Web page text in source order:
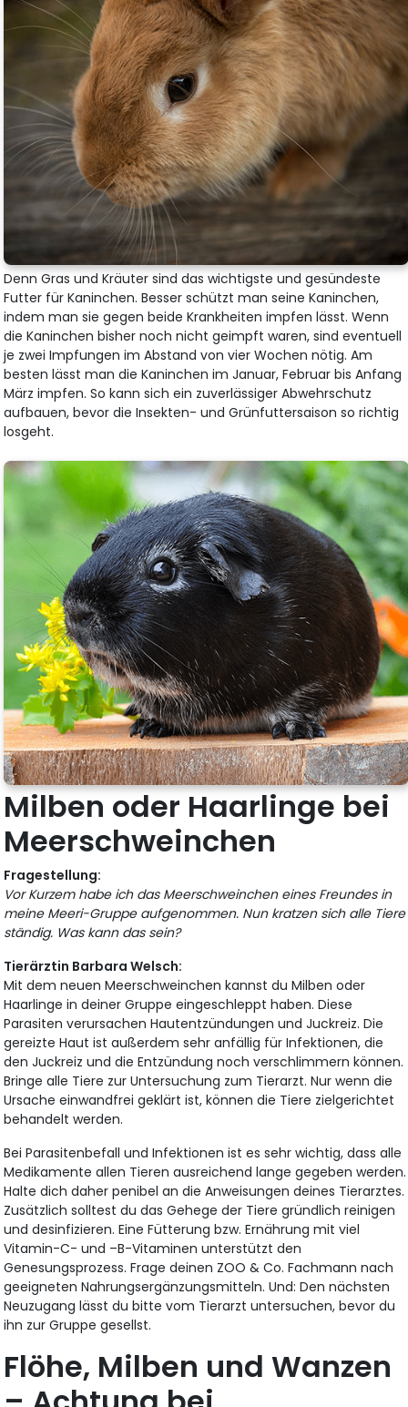
Denn Gras und Kräuter sind das wichtigste und gesündeste
Futter für Kaninchen. Besser schützt man seine Kaninchen,
indem man sie gegen beide Krankheiten impfen lässt. Wenn
die Kaninchen bisher noch nicht geimpft waren, sind eventuell
je zwei Impfungen im Abstand von vier Wochen nötig. Am
besten lässt man die Kaninchen im Januar, Februar bis Anfang
März impfen. So kann sich ein zuverlässiger Abwehrschutz
aufbauen, bevor die Insekten- und Grünfuttersaison so richtig
losgeht.
Milben oder Haarlinge bei
Meerschweinchen
Fragestellung:
Vor Kurzem habe ich das Meerschweinchen eines Freundes in
meine Meeri-Gruppe aufgenommen. Nun kratzen sich alle Tiere
ständig. Was kann das sein?
Tierärztin Barbara Welsch:
Mit dem neuen Meerschweinchen kannst du Milben oder
Haarlinge in deiner Gruppe eingeschleppt haben. Diese
Parasiten verursachen Hautentzündungen und Juckreiz. Die
gereizte Haut ist außerdem sehr anfällig für Infektionen, die
den Juckreiz und die Entzündung noch verschlimmern können.
Bringe alle Tiere zur Untersuchung zum Tierarzt. Nur wenn die
Ursache einwandfrei geklärt ist, können die Tiere zielgerichtet
behandelt werden.
Bei Parasitenbefall und Infektionen ist es sehr wichtig, dass alle
Medikamente allen Tieren ausreichend lange gegeben werden.
Halte dich daher penibel an die Anweisungen deines Tierarztes.
Zusätzlich solltest du das Gehege der Tiere gründlich reinigen
und desinfizieren. Eine Fütterung bzw. Ernährung mit viel
Vitamin-C- und –B-Vitaminen unterstützt den
Genesungsprozess. Frage deinen ZOO & Co. Fachmann nach
geeigneten Nahrungsergänzungsmitteln. Und: Den nächsten
Neuzugang lässt du bitte vom Tierarzt untersuchen, bevor du
ihn zur Gruppe gesellst.
Flöhe, Milben und Wanzen